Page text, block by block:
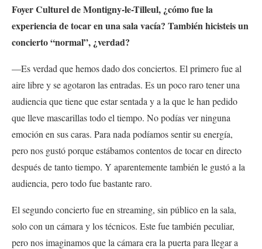
Foyer Culturel de Montigny-le-Tilleul, ¿cómo fue la
experiencia de tocar en una sala vacía? También hicisteis un
concierto “normal”, ¿verdad?
—Es verdad que hemos dado dos conciertos. El primero fue al
aire libre y se agotaron las entradas. Es un poco raro tener una
audiencia que tiene que estar sentada y a la que le han pedido
que lleve mascarillas todo el tiempo. No podías ver ninguna
emoción en sus caras. Para nada podíamos sentir su energía,
pero nos gustó porque estábamos contentos de tocar en directo
después de tanto tiempo. Y aparentemente también le gustó a la
audiencia, pero todo fue bastante raro.
El segundo concierto fue en streaming, sin público en la sala,
solo con un cámara y los técnicos. Este fue también peculiar,
pero nos imaginamos que la cámara era la puerta para llegar a